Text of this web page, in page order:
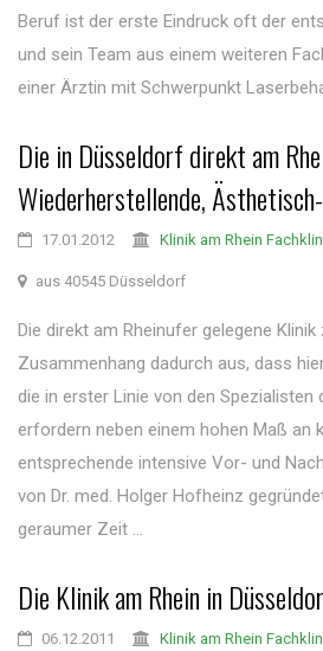
Beruf ist der erste Eindruck oft der
und sein Team aus einem weiteren
einer Ärztin mit Schwerpunkt
Die in Düsseldorf direkt am
Wiederherstellende,
17.01.2012 Klinik am Rhein
aus 40545 Düsseldorf
Die direkt am Rheinufer gelegene
Zusammenhang dadurch aus, dass
die in erster Linie von den
erfordern neben einem hohen Maß an
entsprechende intensive Vor- und
von Dr. med. Holger Hofheinz
geraumer Zeit ...
Die Klinik am Rhein in
06.12.2011 Klinik am Rhein